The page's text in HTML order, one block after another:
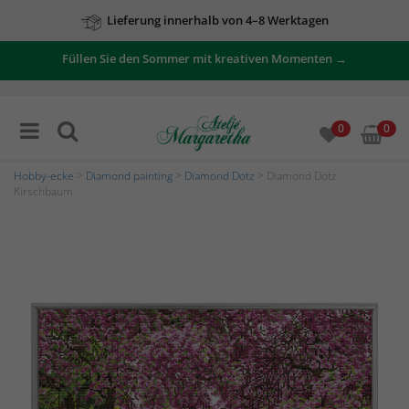
Lieferung innerhalb von 4–8 Werktagen
Füllen Sie den Sommer mit kreativen Momenten →
0 0
Hobby-ecke Diamond painting Diamond Dotz > Diamond Dotz
Kirschbaum